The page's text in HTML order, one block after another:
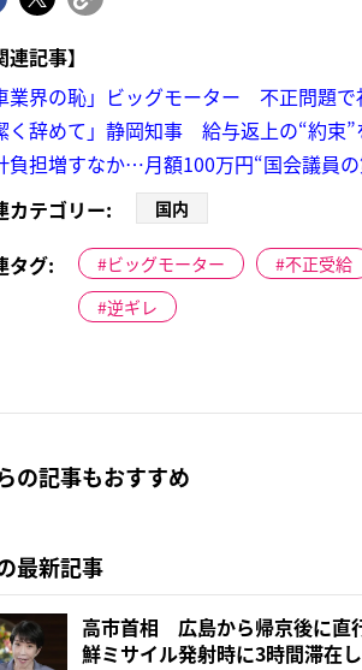
連記事】
業界の恥」ビッグモーター 不正問題
く辞めて」静岡知事 給与返上の“約
負担増すなか…月額100万円“国会議員
カテゴリー:
国内
タグ: ビッグモーター 不正受給
逆ギレ
の記事もおすすめ
最新記事
高市首相 広島から帰京後に直
鮮ミサイル発射時に3時間滞在